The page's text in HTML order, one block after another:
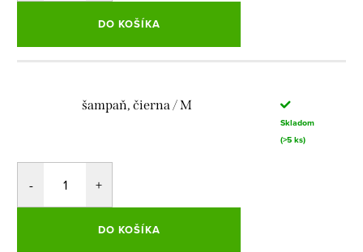
DO KOŠÍKA
šampaň, čierna / M
Skladom
(>5 ks)
DO KOŠÍKA